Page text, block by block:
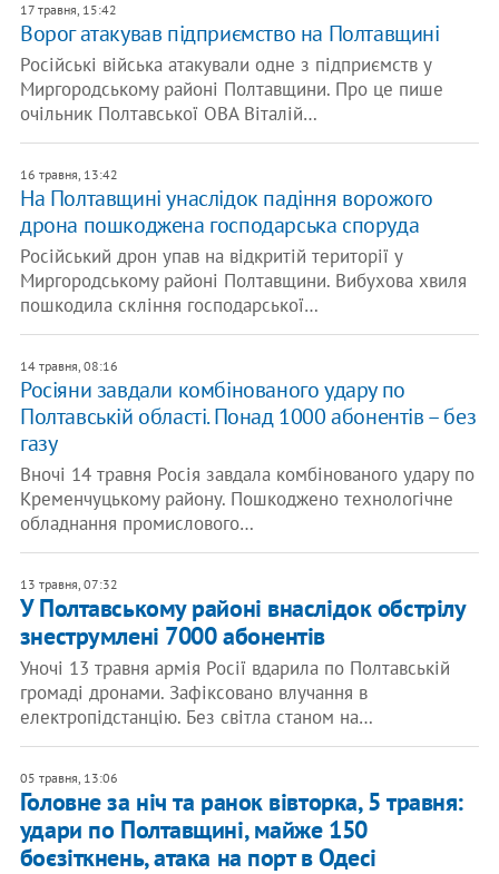
17 травня, 15:42
Ворог атакував підприємство на Полтавщині
Російські війська атакували одне з підприємств у
Миргородському районі Полтавщини. Про це пише
очільник Полтавської ОВА Віталій…
16 травня, 13:42
На Полтавщині унаслідок падіння ворожого
дрона пошкоджена господарська споруда
Російський дрон упав на відкритій території у
Миргородському районі Полтавщини. Вибухова хвиля
пошкодила скління господарської…
14 травня, 08:16
Росіяни завдали комбінованого удару по
Полтавській області. Понад 1000 абонентів – без
газу
Вночі 14 травня Росія завдала комбінованого удару по
Кременчуцькому району. Пошкоджено технологічне
обладнання промислового…
13 травня, 07:32
У Полтавському районі внаслідок обстрілу
знеструмлені 7000 абонентів
Уночі 13 травня армія Росії вдарила по Полтавській
громаді дронами. Зафіксовано влучання в
електропідстанцію. Без світла станом на…
05 травня, 13:06
Головне за ніч та ранок вівторка, 5 травня:
удари по Полтавщині, майже 150
боєзіткнень, атака на порт в Одесі